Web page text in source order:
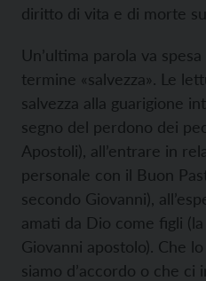
diritto di vita e di morte
Un’ultima parola va
termine «salvezza». Le
salvezza alla guarigione
segno del perdono dei
Apostoli), all’entrare in
personale con il Buon
secondo Giovanni),
amati da Dio come figli
Giovanni apostolo). Che
siamo d’accordo o che ci